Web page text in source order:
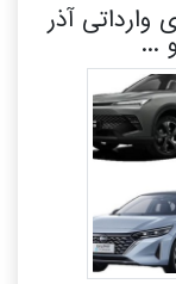
آذر